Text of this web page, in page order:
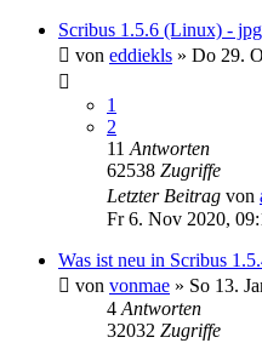
Scribus 1.5.6 (Linux) -
von eddiekls » Do 29.
1
2
11 Antworten
62538 Zugriffe
Letzter Beitrag von
Fr 6. Nov 2020,
Was ist neu in Scribus
von vonmae » So 13.
4 Antworten
32032 Zugriffe